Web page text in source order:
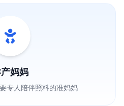
妈妈
专人陪伴照料的准妈妈